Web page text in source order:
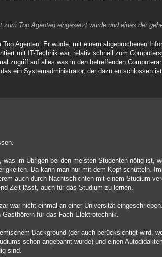
zum Top Agenten eingesetzt wurde und eines der
Agenten. Er wurde, mit einem abgebrochenen
mit IT-Technik war, relativ schnell zum
zugriff auf alles was in den betreffenden
ein Systemadministrator, der dazu entschlossen
im Übrigen bei den meisten Studenten nötig ist,
Da kann man nur mit dem Kopf schütteln.
auch durch Nachtschichten mit einem Studium
Zeit lässt, auch für das Studium zu lernen.
war nicht einmal an einer Universität
für das Fach Elektrotechnik.
Background (der auch berücksichtigt wird,
schon angebahnt wurde) und einen
sind.